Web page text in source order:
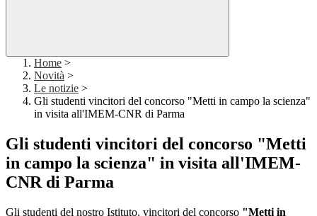
Home >
Novità >
Le notizie >
Gli studenti vincitori del concorso "Metti in campo la scienza"
in visita all'IMEM-CNR di Parma
Gli studenti vincitori del concorso "Metti
in campo la scienza" in visita all'IMEM-
CNR di Parma
Gli studenti del nostro Istituto, vincitori del concorso "Metti in